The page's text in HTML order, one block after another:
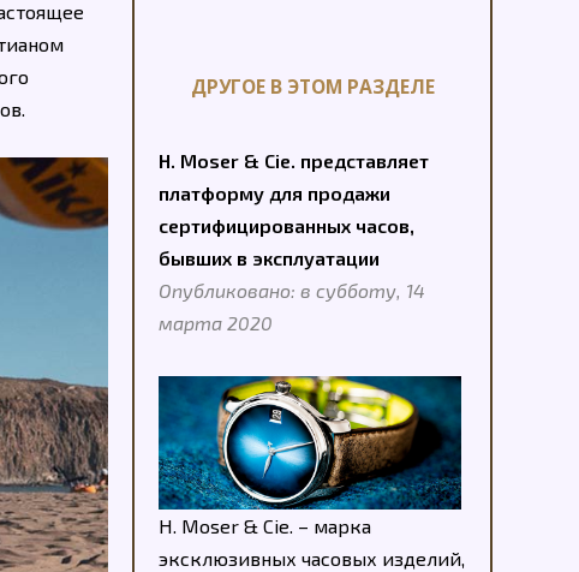
ДРУГОЕ В ЭТОМ РАЗДЕЛЕ
H. Moser & Cie. представляет
платформу для продажи
сертифицированных часов,
бывших в эксплуатации
Опубликовано: в субботу, 14
марта 2020
H. Moser & Cie. – марка
эксклюзивных часовых изделий,